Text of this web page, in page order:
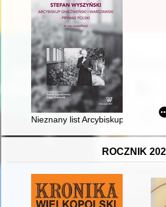
Nieznany list Arcybiskupa
ROCZNIK